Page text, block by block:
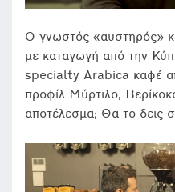
Ο γνωστός «αυστηρός»
με καταγωγή από την
specialty Arabica καφέ
προφίλ Μύρτιλο,
αποτέλεσμα; Θα το δεις